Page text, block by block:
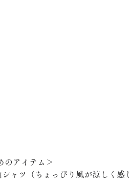
のアイテム＞
ャツ（ちょっぴり風が涼しく感